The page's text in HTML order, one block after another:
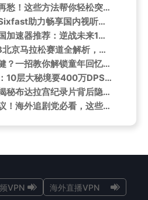
海外华人追剧听歌不再愁！这些方法帮你轻松突破地区限制看国内节目
央视频地区不可用？Sixfast助力畅享国内视听盛宴！
海外畅玩国服游戏回国加速器推荐：逆战未来1月13日上线！
海外跑友必看！2023北京马拉松赛道全解析，带你穿越千年古都
海外华人看不了张卫健？一招教你解锁童年回忆，告别“地区限制”的烦恼！
魔兽新赛季开荒指南：10层大秘境要400万DPS？这些细节老玩家都未必知道
海外华人追剧遇阻？揭秘布达拉宫纪录片背后隐藏的顶级手工艺密码
《水龙吟》热播引热议！海外追剧党必看，这些方法让你不再错过精彩剧情
VPN 海外直播VPN